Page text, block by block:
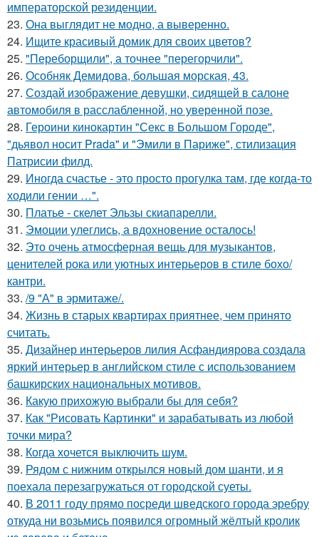
императорской резиденции.
23. Она выглядит не модно, а выверенно.
24. Ищите красивый домик для своих цветов?
25. "Переборщили", а точнее "перегорчили".
26. Особняк Демидова, большая морская, 43.
27. Создай изображение девушки, сидящей в салоне
автомобиля в расслабленной, но уверенной позе.
28. Героини кинокартин "Секс в Большом Городе",
"дьявол носит Prada" и "Эмили в Париже", стилизация
Патрисии филд.
29. Иногда счастье - это просто прогулка там, где когда-то
ходили гении …".
30. Платье - скелет Эльзы скиапарелли.
31. Эмоции улеглись, а вдохновение осталось!
32. Это очень атмосферная вещь для музыкантов,
ценителей рока или уютных интерьеров в стиле бохо/
кантри.
33. /9 "А" в эрмитаже/.
34. Жизнь в старых квартирах приятнее, чем принято
считать.
35. Дизайнер интерьеров лилия Асфандиярова создала
яркий интерьер в английском стиле с использованием
башкирских национальных мотивов.
36. Какую прихожую выбрали бы для себя?
37. Как "Рисовать Картинки" и зарабатывать из любой
точки мира?
38. Когда хочется выключить шум.
39. Рядом с нижним открылся новый дом шанти, и я
поехала перезагружаться от городской суеты.
40. В 2011 году прямо посреди шведского города эребру
откуда ни возьмись появился огромный жёлтый кролик